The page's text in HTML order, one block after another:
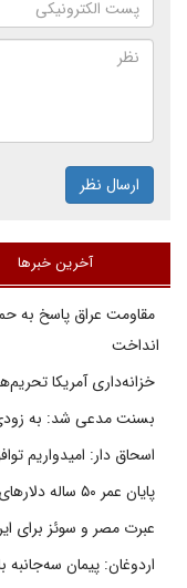
ارسال نظر
آخرین خبرها
مقاومت عراق پاسخ به
انداخت
خزانه‌داری آمریکا
بسنت مدعی شد: به زودی
اسحاق دار: امیدواریم
پایان عمر ۵۰ ساله دلارهای نفتی به دست ایران
عبرت مصر و سوئز برای
اردوغان: پیمان